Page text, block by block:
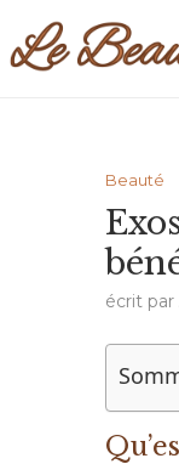
Beauté
écrit par